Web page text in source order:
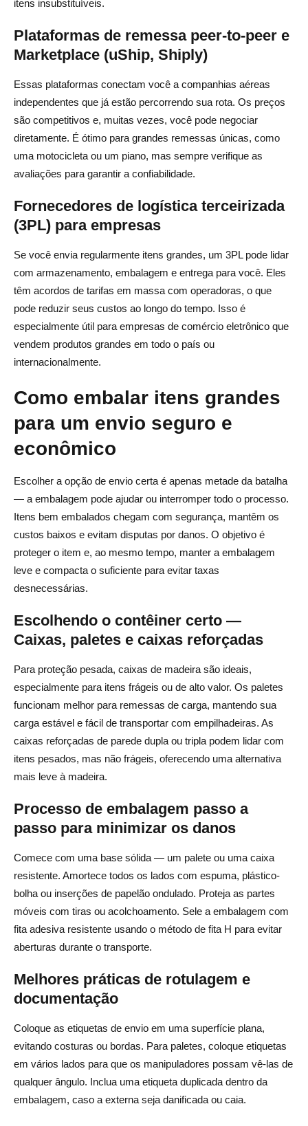
itens insubstituíveis.
Plataformas de remessa peer-to-peer e
Marketplace (uShip, Shiply)
Essas plataformas conectam você a companhias aéreas
independentes que já estão percorrendo sua rota. Os preços
são competitivos e, muitas vezes, você pode negociar
diretamente. É ótimo para grandes remessas únicas, como
uma motocicleta ou um piano, mas sempre verifique as
avaliações para garantir a confiabilidade.
Fornecedores de logística terceirizada
(3PL) para empresas
Se você envia regularmente itens grandes, um 3PL pode lidar
com armazenamento, embalagem e entrega para você. Eles
têm acordos de tarifas em massa com operadoras, o que
pode reduzir seus custos ao longo do tempo. Isso é
especialmente útil para empresas de comércio eletrônico que
vendem produtos grandes em todo o país ou
internacionalmente.
Como embalar itens grandes
para um envio seguro e
econômico
Escolher a opção de envio certa é apenas metade da batalha
— a embalagem pode ajudar ou interromper todo o processo.
Itens bem embalados chegam com segurança, mantêm os
custos baixos e evitam disputas por danos. O objetivo é
proteger o item e, ao mesmo tempo, manter a embalagem
leve e compacta o suficiente para evitar taxas
desnecessárias.
Escolhendo o contêiner certo —
Caixas, paletes e caixas reforçadas
Para proteção pesada, caixas de madeira são ideais,
especialmente para itens frágeis ou de alto valor. Os paletes
funcionam melhor para remessas de carga, mantendo sua
carga estável e fácil de transportar com empilhadeiras. As
caixas reforçadas de parede dupla ou tripla podem lidar com
itens pesados, mas não frágeis, oferecendo uma alternativa
mais leve à madeira.
Processo de embalagem passo a
passo para minimizar os danos
Comece com uma base sólida — um palete ou uma caixa
resistente. Amortece todos os lados com espuma, plástico-
bolha ou inserções de papelão ondulado. Proteja as partes
móveis com tiras ou acolchoamento. Sele a embalagem com
fita adesiva resistente usando o método de fita H para evitar
aberturas durante o transporte.
Melhores práticas de rotulagem e
documentação
Coloque as etiquetas de envio em uma superfície plana,
evitando costuras ou bordas. Para paletes, coloque etiquetas
em vários lados para que os manipuladores possam vê-las de
qualquer ângulo. Inclua uma etiqueta duplicada dentro da
embalagem, caso a externa seja danificada ou caia.